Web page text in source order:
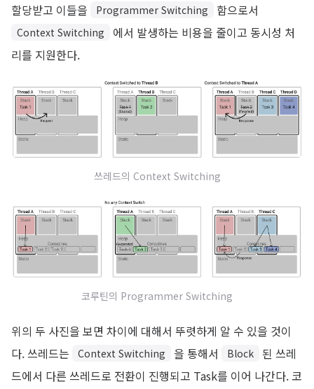
할당받고 이들을
Programmer Switching 함으로서
Context Switching
에서 발생하는 비용을 줄이고 동시성 처
리를 지원한다.
쓰레드의 Context Switching
코루틴의 Programmer Switching
위의 두 사진을 보면 차이에 대해서 뚜렷하게 알 수 있을 것이
다. 쓰레드는
Context Switching 을 통해서 Block 된 쓰레
드에서 다른 쓰레드로 전환이 진행되고 Task를 이어 나간다. 코